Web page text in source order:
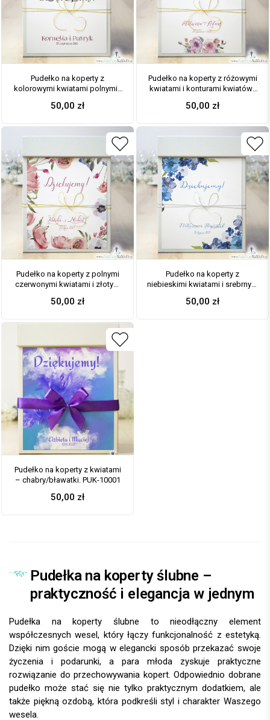
Pudełko na koperty z
kolorowymi kwiatami polnymi i
sznurkiem metalizowanym. PUK-
50,00 zł
Pudełko na koperty z różowymi
kwiatami i konturami kwiatów i
metalizowanym. PUK-10005
50,00 zł
Pudełko na koperty z polnymi
czerwonymi kwiatami i złotym
10004
50,00 zł
Pudełko na koperty z
niebieskimi kwiatami i srebrnym
10003
50,00 zł
Pudełko na koperty z kwiatami
– chabry/bławatki. PUK-10001
50,00 zł
Pudełka na koperty ślubne –
praktyczność i elegancja w jednym
Pudełka na koperty ślubne to nieodłączny element
współczesnych wesel, który łączy funkcjonalność z estetyką.
Dzięki nim goście mogą w elegancki sposób przekazać swoje
życzenia i podarunki, a para młoda zyskuje praktyczne
rozwiązanie do przechowywania kopert. Odpowiednio dobrane
pudełko może stać się nie tylko praktycznym dodatkiem, ale
także piękną ozdobą, która podkreśli styl i charakter Waszego
wesela.